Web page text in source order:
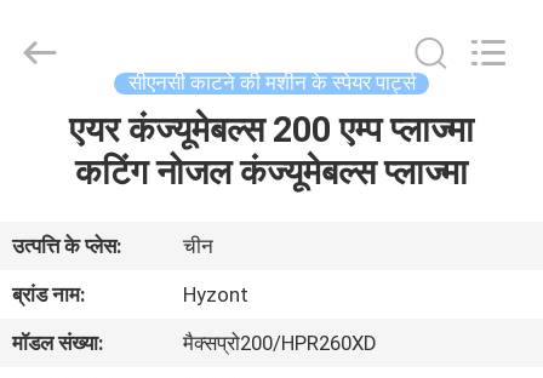
वीडियो
Technologies
Co.,Ltd..
सीएनसी काटने की मशीन के स्पेयर पार्ट्स
एयर कंज्यूमेबल्स 200 एम्प प्लाज्मा
कटिंग नोजल कंज्यूमेबल्स प्लाज्मा
उत्पत्ति के प्लेस:
चीन
ब्रांड नाम:
Hyzont
मॉडल संख्या:
मैक्सप्रो200/HPR260XD